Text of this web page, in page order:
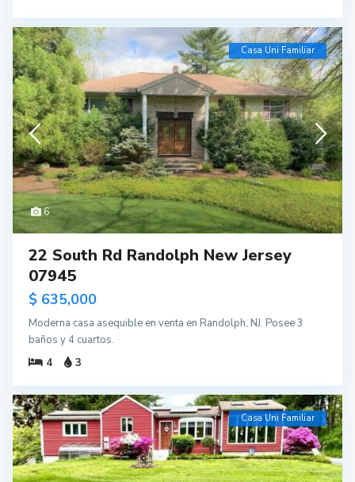
6
Casa Uni Familiar
22 South Rd Randolph New Jersey
07945
$ 635,000
Moderna casa asequible en venta en Randolph, NJ. Posee 3
baños y 4 cuartos.
4
3
Casa Uni Familiar